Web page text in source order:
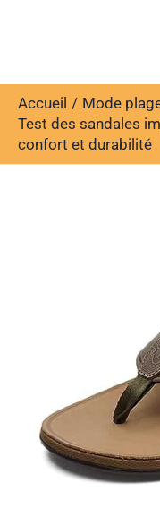
Accueil
Mode
Test des sandales
confort et durabilité